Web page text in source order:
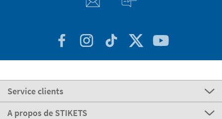
Service clients
A propos de STIKETS